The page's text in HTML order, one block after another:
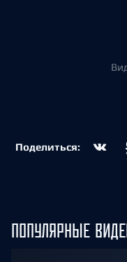
Поделиться:
ПОПУЛЯРНЫЕ